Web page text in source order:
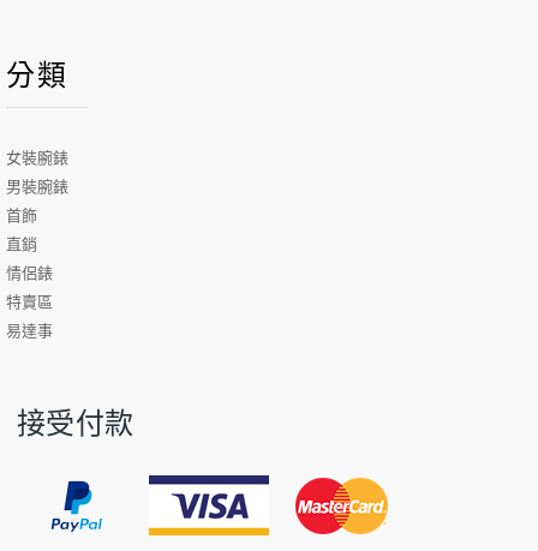
分類
女裝腕錶
男裝腕錶
首飾
直銷
情侶錶
特賣區
易達事
接受付款